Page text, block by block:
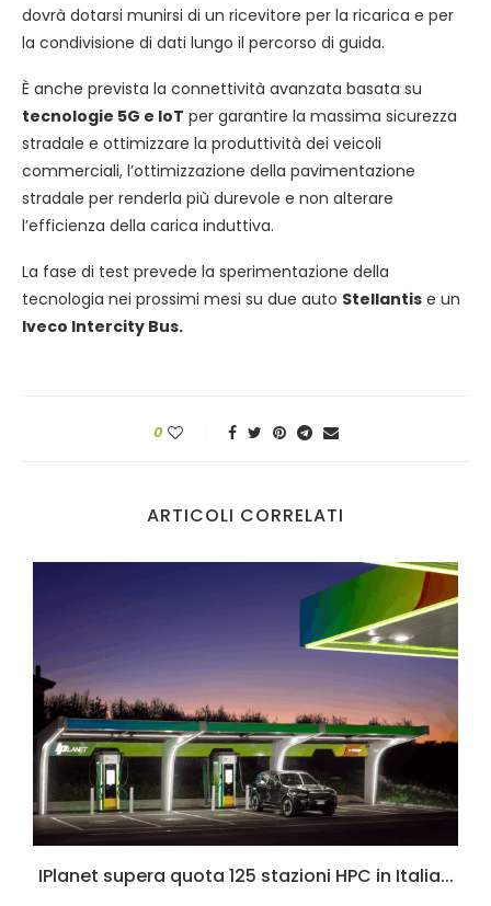
dovrà dotarsi munirsi di un ricevitore per la ricarica e per
la condivisione di dati lungo il percorso di guida.
È anche prevista la connettività avanzata basata su
tecnologie 5G e IoT per garantire la massima sicurezza
stradale e ottimizzare la produttività dei veicoli
commerciali, l’ottimizzazione della pavimentazione
stradale per renderla più durevole e non alterare
l’efficienza della carica induttiva.
La fase di test prevede la sperimentazione della
tecnologia nei prossimi mesi su due auto Stellantis e un
Iveco Intercity Bus.
0
ARTICOLI CORRELATI
IPlanet supera quota 125 stazioni HPC in Italia...